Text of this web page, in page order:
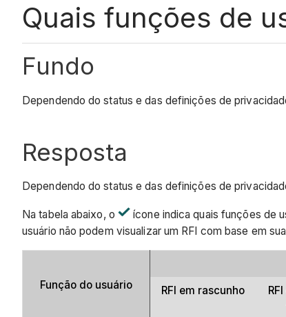
Quais funções de
Fundo
Dependendo do status e das definições de
Resposta
Dependendo do status e das definições de
Na tabela abaixo, o ícone indica quais funções de
usuário não podem visualizar um RFI com base em
Função do usuário RFI em rascunho